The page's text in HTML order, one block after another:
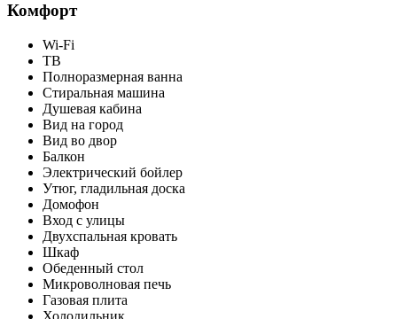
Комфорт
Wi-Fi
ТВ
Полноразмерная ванна
Стиральная машина
Душевая кабина
Вид на город
Вид во двор
Балкон
Электрический бойлер
Утюг, гладильная доска
Домофон
Вход с улицы
Двухспальная кровать
Шкаф
Обеденный стол
Микроволновая печь
Газовая плита
Холодильник